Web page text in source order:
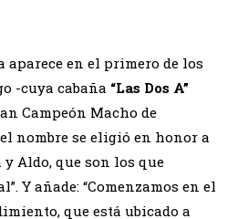
aparece en el primero de los
-cuya cabaña “Las Dos A”
Campeón Macho de
nombre se eligió en honor a
Aldo, que son los que
Y añade: “Comenzamos en el
que está ubicado a